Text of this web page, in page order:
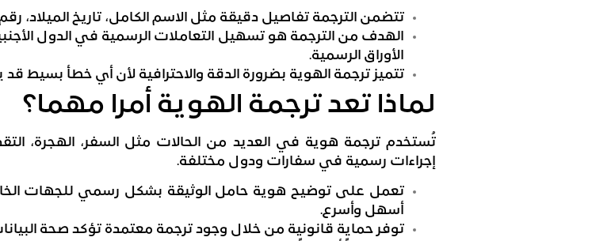
تتضمن الترجمة تفاصيل دقيقة مثل الاسم الكامل، تاريخ الميلاد، رقم
الهدف من الترجمة هو تسهيل التعاملات الرسمية في الدول
الأوراق الرسمية.
تتميز ترجمة الهوية بضرورة الدقة والاحترافية لأن أي خطأ بسيط
لماذا تعد ترجمة الهوية أمرا مهما؟
تُستخدم ترجمة هوية في العديد من الحالات مثل السفر، الهجرة،
إجراءات رسمية في سفارات ودول مختلفة.
تعمل على توضيح هوية حامل الوثيقة بشكل رسمي للجهات
أسهل وأسرع.
توفر حماية قانونية من خلال وجود ترجمة معتمدة تؤكد صحة